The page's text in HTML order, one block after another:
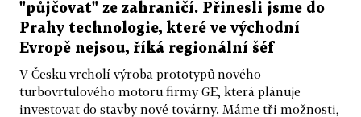
"půjčovat" ze zahraničí. Přinesli jsme do
Prahy technologie, které ve východní
Evropě nejsou, říká regionální šéf
V Česku vrcholí výroba prototypů nového
turbovrtulového motoru firmy GE, která plánuje
investovat do stavby nové továrny. Máme tři možnosti,